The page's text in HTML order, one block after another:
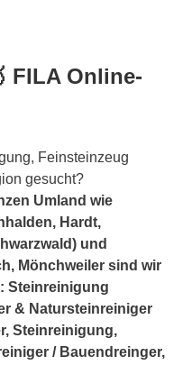
FILA Online-
Feinsteinzeug
gesucht?
Umland wie
Hardt,
und
Mönchweiler sind wir
Steinreinigung
& Natursteinreiniger
Steinreinigung,
/ Bauendreinger,